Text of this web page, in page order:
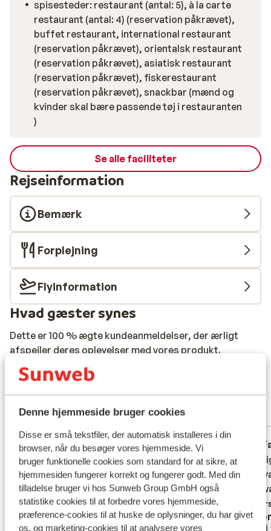
Denne hjemmeside bruger cookies
Disse er små tekstfiler, der automatisk installeres i din
browser, når du besøger vores hjemmeside. Vi
bruger funktionelle cookies som standard for at sikre, at
hjemmesiden fungerer korrekt og fungerer godt. Med din
tilladelse bruger vi hos Sunweb Group GmbH også
statistike cookies til at forbedre vores hjemmeside,
præference-cookies til at huske de oplysninger, du har givet
os, og marketing-cookies til at analysere vores
spisesteder: restaurant (antal: 5), à la carte
restaurant (antal: 4) (reservation påkrævet),
buffet restaurant, international restaurant
(reservation påkrævet), orientalsk restaurant
(reservation påkrævet), asiatisk restaurant
(reservation påkrævet), fiskerestaurant
(reservation påkrævet), snackbar (mænd og
kvinder skal bære passende tøj i restauranten
)
Se alle faciliteter
Rejseinformation
Bemærk
Forplejning
Flyinformation
Hvad gæster synes
Dette er 100 % ægte kundeanmeldelser, der ærligt
afspejler deres oplevelser med vores produkt.
Mere om anmeldelser
8.3 Fabelagtig
Mest booket af med partner
6.4 God
for 2 uger siden
Très peu voir pas de personne
francophone et fort éloigné du centre rien
à faire en dehors
Très peu voir pas de personne
francophone et fort éloigné du centre rien
à faire en dehors
Oversæt til dansk (DA)
Anonym
Med familie
Het
ver is
Alles
Het
ver is
Alles